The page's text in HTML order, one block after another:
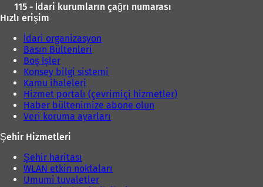
115 - İdari kurumların çağrı numarası
Hızlı erişim
İdari organizasyon
Basın Bültenleri
Boş İşler
Konsey bilgi sistemi
Kamu ihaleleri
Hizmet portalı (çevrimiçi hizmetler)
Haber bültenimize abone olun
Veri koruma ayarları
Şehir Hizmetleri
Şehir haritası
WLAN etkin noktaları
Umumi tuvaletler